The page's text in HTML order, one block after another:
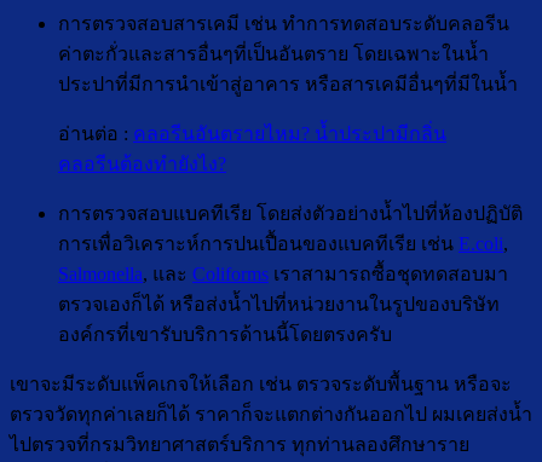
การตรวจสอบสารเคมี เช่น ทำการทดสอบระดับคลอรีน
ค่าตะกั่วและสารอื่นๆที่เป็นอันตราย โดยเฉพาะในน้ำ
ประปาที่มีการนำเข้าสู่อาคาร หรือสารเคมีอื่นๆที่มีในน้ำ
อ่านต่อ : คลอรีนอันตรายไหม? น้ำประปามีกลิ่น
คลอรีนต้องทำยังไง?
การตรวจสอบแบคทีเรีย โดยส่งตัวอย่างน้ำไปที่ห้องปฏิบัติ
การเพื่อวิเคราะห์การปนเปื้อนของแบคทีเรีย เช่น E.coli,
Salmonella, และ Coliforms เราสามารถซื้อชุดทดสอบมา
ตรวจเองก็ได้ หรือส่งน้ำไปที่หน่วยงานในรูปของบริษัท
องค์กรที่เขารับบริการด้านนี้โดยตรงครับ
เขาจะมีระดับแพ็คเกจให้เลือก เช่น ตรวจระดับพื้นฐาน หรือจะ
ตรวจวัดทุกค่าเลยก็ได้ ราคาก็จะแตกต่างกันออกไป ผมเคยส่งน้ำ
ไปตรวจที่กรมวิทยาศาสตร์บริการ ทุกท่านลองศึกษาราย